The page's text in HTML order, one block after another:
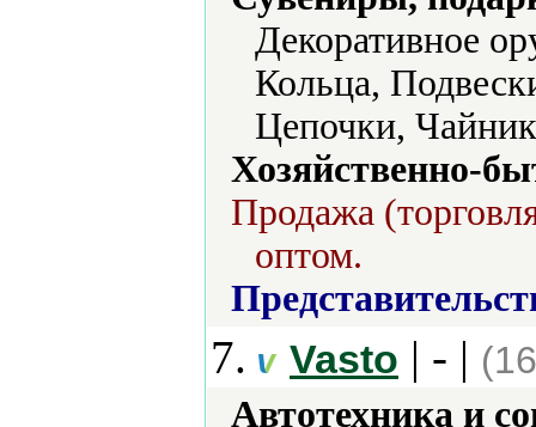
Декоративное
Кольца,
Цепочки,
Хозяйственно-
Продажа
оптом.
7. Vasto | - |
Автотехника и